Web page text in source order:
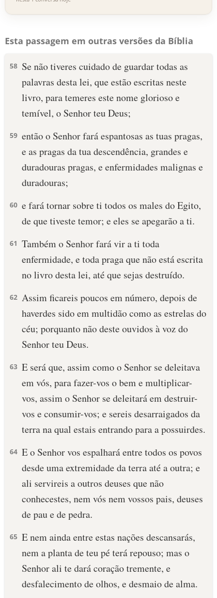
Esta passagem em outras versões da Bíblia
58 Se não tiveres cuidado de guardar todas as
palavras desta lei, que estão escritas neste
livro, para temeres este nome glorioso e
temível, o Senhor teu Deus;
59 então o Senhor fará espantosas as tuas pragas,
e as pragas da tua descendência, grandes e
duradouras pragas, e enfermidades malignas e
duradouras;
60 e fará tornar sobre ti todos os males do Egito,
de que tiveste temor; e eles se apegarão a ti.
61 Também o Senhor fará vir a ti toda
enfermidade, e toda praga que não está escrita
no livro desta lei, até que sejas destruído.
62 Assim ficareis poucos em número, depois de
haverdes sido em multidão como as estrelas do
céu; porquanto não deste ouvidos à voz do
Senhor teu Deus.
63 E será que, assim como o Senhor se deleitava
em vós, para fazer-vos o bem e multiplicar-
vos, assim o Senhor se deleitará em destruir-
vos e consumir-vos; e sereis desarraigados da
terra na qual estais entrando para a possuirdes.
64 E o Senhor vos espalhará entre todos os povos
desde uma extremidade da terra até a outra; e
ali servireis a outros deuses que não
conhecestes, nem vós nem vossos pais, deuses
de pau e de pedra.
65 E nem ainda entre estas nações descansarás,
nem a planta de teu pé terá repouso; mas o
Senhor ali te dará coração tremente, e
desfalecimento de olhos, e desmaio de alma.